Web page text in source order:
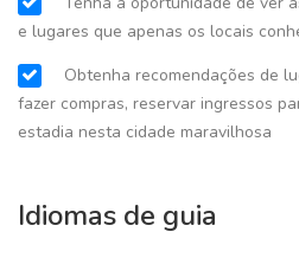
e lugares que apenas os locais
Obtenha recomendações de
fazer compras, reservar ingressos
estadia nesta cidade maravilhosa
Idiomas de guia